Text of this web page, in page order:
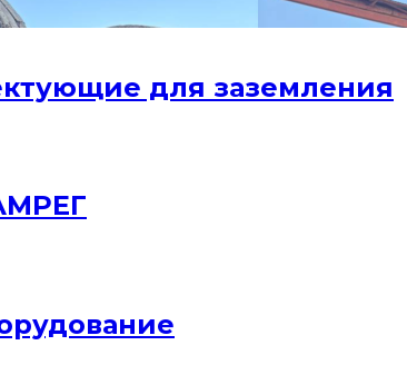
для заземления